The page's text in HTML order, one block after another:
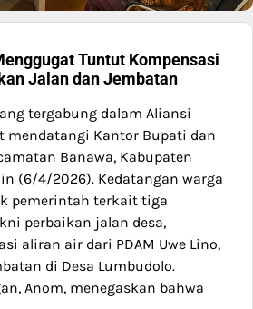
Tuntut Kompensasi
Jalan dan Jembatan
tergabung dalam Aliansi
mendatangi Kantor Bupati dan
Banawa, Kabupaten
(6/4/2026). Kedatangan warga
pemerintah terkait tiga
perbaikan jalan desa,
aliran air dari PDAM Uwe Lino,
di Desa Lumbudolo.
Anom, menegaskan bahwa